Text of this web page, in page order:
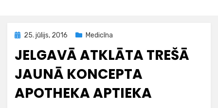
Posted
25. jūlijs, 2016 Medicīna
JELGAVĀ ATKLĀTA TREŠĀ
JAUNĀ KONCEPTA
APOTHEKA APTIEKA